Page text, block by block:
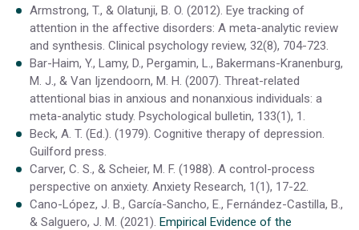
Armstrong, T., & Olatunji, B. O. (2012). Eye tracking of
attention in the affective disorders: A meta-analytic review
and synthesis. Clinical psychology review, 32(8), 704-723.
Bar-Haim, Y., Lamy, D., Pergamin, L., Bakermans-Kranenburg,
M. J., & Van Ijzendoorn, M. H. (2007). Threat-related
attentional bias in anxious and nonanxious individuals: a
meta-analytic study. Psychological bulletin, 133(1), 1.
Beck, A. T. (Ed.). (1979). Cognitive therapy of depression.
Guilford press.
Carver, C. S., & Scheier, M. F. (1988). A control-process
perspective on anxiety. Anxiety Research, 1(1), 17-22.
Cano-López, J. B., García-Sancho, E., Fernández-Castilla, B.,
& Salguero, J. M. (2021). Empirical Evidence of the